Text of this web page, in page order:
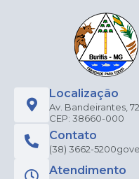
Localização
Av. Bandeirantes,
CEP: 38660-000
Contato
(38) 3662-5200
Atendimento